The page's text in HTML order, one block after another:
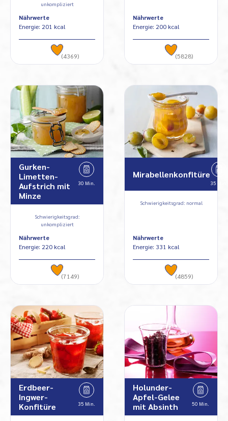
unkompliziert
Nährwerte
Energie: 201 kcal
(4369)
Nährwerte
Energie: 200 kcal
(5828)
Gurken-
Limetten-
Aufstrich mit
Minze
30 Min.
Schwierigkeitsgrad:
unkompliziert
Nährwerte
Energie: 220 kcal
(7149)
Mirabellenkonfitüre
35 Min.
Schwierigkeitsgrad: normal
Nährwerte
Energie: 331 kcal
(4859)
Erdbeer-
Ingwer-
Konfitüre
35 Min.
Holunder-
Apfel-Gelee
mit Absinth
50 Min.